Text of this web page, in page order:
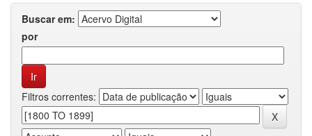
Buscar em:
por
Filtros correntes: